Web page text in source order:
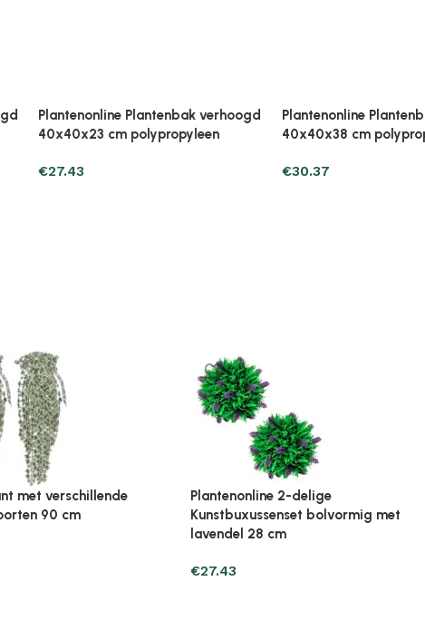
Plantenbak verhoogd
cm polypropyleen
Plantenonline Plantenbak verhoogd
40x40x38 cm polypropyleen
Broeikas 114x80x50
bruin
Plantenonline Broeikas 60x45x100
cm vurenhout